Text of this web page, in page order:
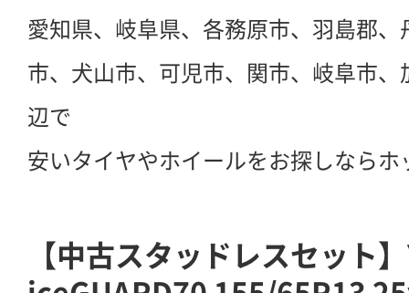
愛知県、岐阜県、各務原市、羽島郡
市、犬山市、可児市、関市、岐阜市
辺で
安いタイヤやホイールをお探しなら
【中古スタッドレスセット